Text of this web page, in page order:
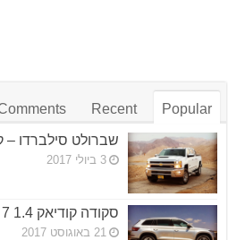
Popular
Recent
Comments
שברולט סילברדו –
3 ביולי 2017
סקודה קודיאק 1.4 7 מקומות – ילדים זה שמחה
21 באוגוסט 2017